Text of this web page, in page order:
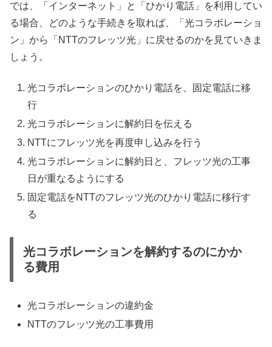
では、「インターネット」と「ひかり電話」を利用してい
る場合、どのような手続きを取れば、「光コラボレーショ
ン」から「NTTのフレッツ光」に戻せるのかを見ていきま
しょう。
光コラボレーションのひかり電話を、固定電話に移
行
光コラボレーションに解約日を伝える
NTTにフレッツ光を再度申し込みを行う
光コラボレーションに解約日と、フレッツ光の工事
日が重なるようにする
固定電話をNTTのフレッツ光のひかり電話に移行す
る
光コラボレーションを解約するのにかか
る費用
光コラボレーションの違約金
NTTのフレッツ光の工事費用